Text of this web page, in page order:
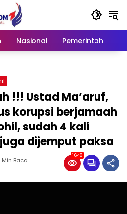
Nasional Pemerintah
!!! Ustad Ma’aruf,
korupsi berjamaah
sudah 4 kali
dijemput paksa
Min Baca
1648